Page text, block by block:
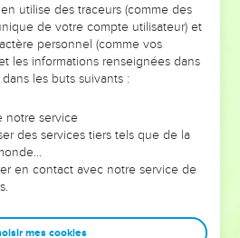
!
POUVAIENT VOUS ÉVITER LES
VOTRES ?
on voit moins les doutes, les erreurs
ont traversés, alors même que ce
qui les ont façonnés.
entrepreneurs, et responsables
de sagesse afin que leurs erreurs
utilise des traceurs (comme des
de votre compte utilisateur) et
personnel (comme vos
les informations renseignées dans
les buts suivants :
notre service
des services tiers tels que de la
en contact avec notre service de
mes cookies